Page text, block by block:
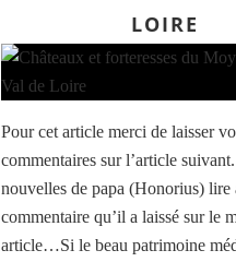
LOIRE
Pour cet article merci de laisser
commentaires sur l’article
nouvelles de papa (Honorius) lire
commentaire qu’il a laissé sur le
article…Si le beau patrimoine